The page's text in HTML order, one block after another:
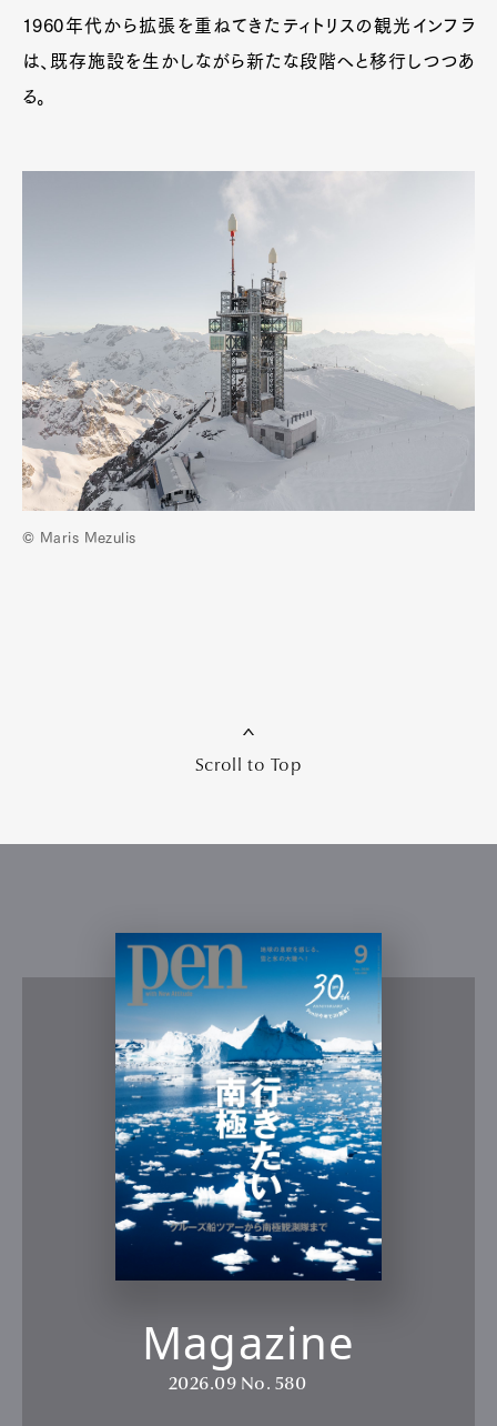
1960年代から拡張を重ねてきたティトリスの観光インフラ
は、既存施設を生かしながら新たな段階へと移行しつつあ
る。
© Maris Mezulis
Scroll to Top
Magazine
2026.09 No. 580